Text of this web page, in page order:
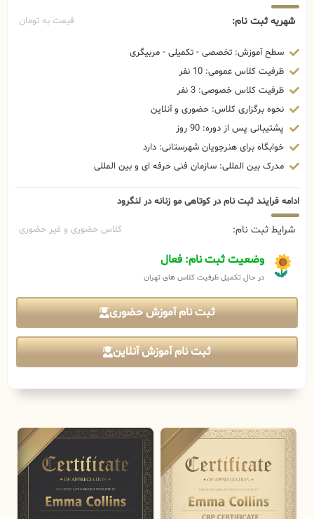
شهریه ثبت نام: قیمت به تومان
سطح آموزش: تخصصی - تکمیلی - مربیگری
ظرفیت کلاس عمومی: 10 نفر
ظرفیت کلاس خصوصی: 3 نفر
نحوه برگزاری کلاس: حضوری و آنلاین
پشتیبانی پس از دوره: 90 روز
خوابگاه برای هنرجویان شهرستانی: دارد
مدرک بین المللی: سازمان فنی حرفه ای و بین المللی
ادامه فرایند ثبت نام در کوتاهی مو زنانه در لنگرود
شرایط ثبت نام: کلاس حضوری و غیر حضوری
وضعیت ثبت نام: فعال
در حال تکمیل ظرفیت کلاس های تهران
ثبت نام آموزش حضوری
ثبت نام آموزش آنلاین